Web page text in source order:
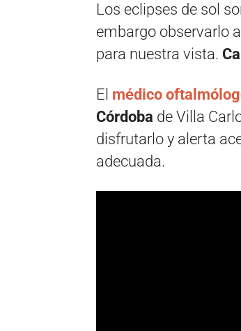
Los eclipses de sol
embargo observarlo
para nuestra vista.
El médico
Córdoba de Villa
disfrutarlo y alerta
adecuada.